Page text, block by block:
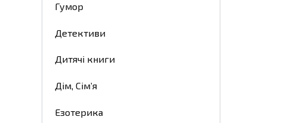
Гумор
Детективи
Дитячі книги
Дім, Сім’я
Езотерика